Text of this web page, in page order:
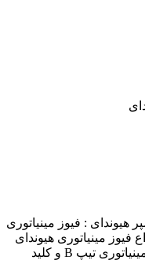
و خرید کلید مینیاتوری دو پل 32 آمپر هیوندای : فیوز مینیاتوری
آمپر یکی از انواع فیوز مینیاتوری هیوندای
است. کلید مینیاتوری به دو صورت کلید مینیاتوری تیپ B و کلید